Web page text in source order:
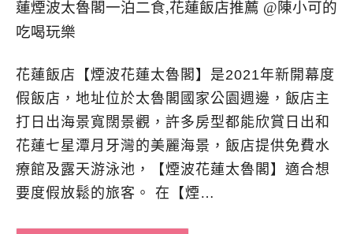
花蓮飯店【煙波花蓮太魯閣】是2021年新開幕度
假飯店，地址位於太魯閣國家公園週邊，飯店主
打日出海景寬闊景觀，許多房型都能欣賞日出和
花蓮七星潭月牙灣的美麗海景，飯店提供免費水
療館及露天游泳池，【煙波花蓮太魯閣】適合想
要度假放鬆的旅客。 在【煙…